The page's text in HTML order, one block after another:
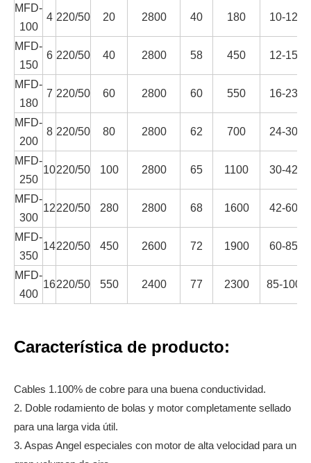
MFD-
100
4 220/50 20 2800 40 180 10-12
MFD-
150
6 220/50 40 2800 58 450 12-15
MFD-
180
7 220/50 60 2800 60 550 16-23
MFD-
200
8 220/50 80 2800 62 700 24-30
MFD-
250
10220/50 100 2800 65 1100 30-42
MFD-
300
12220/50 280 2800 68 1600 42-60
MFD-
350
14220/50 450 2600 72 1900 60-85
MFD-
400
16220/50 550 2400 77 2300 85-100
Característica de producto:
Cables 1.100% de cobre para una buena conductividad.
2. Doble rodamiento de bolas y motor completamente sellado
para una larga vida útil.
3. Aspas Angel especiales con motor de alta velocidad para un